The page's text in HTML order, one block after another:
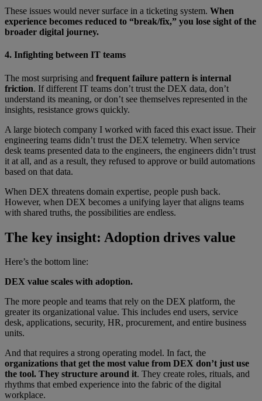
These issues would never surface in a ticketing system. When
experience becomes reduced to “break/fix,” you lose sight of the
broader digital journey.
4. Infighting between IT teams
The most surprising and frequent failure pattern is internal
friction. If different IT teams don’t trust the DEX data, don’t
understand its meaning, or don’t see themselves represented in the
insights, resistance grows quickly.
A large biotech company I worked with faced this exact issue. Their
engineering teams didn’t trust the DEX telemetry. When service
desk teams presented data to the engineers, the engineers didn’t trust
it at all, and as a result, they refused to approve or build automations
based on that data.
When DEX threatens domain expertise, people push back.
However, when DEX becomes a unifying layer that aligns teams
with shared truths, the possibilities are endless.
The key insight: Adoption drives value
Here’s the bottom line:
DEX value scales with adoption.
The more people and teams that rely on the DEX platform, the
greater its organizational value. This includes end users, service
desk, applications, security, HR, procurement, and entire business
units.
And that requires a strong operating model. In fact, the
organizations that get the most value from DEX don’t just use
the tool. They structure around it. They create roles, rituals, and
rhythms that embed experience into the fabric of the digital
workplace.